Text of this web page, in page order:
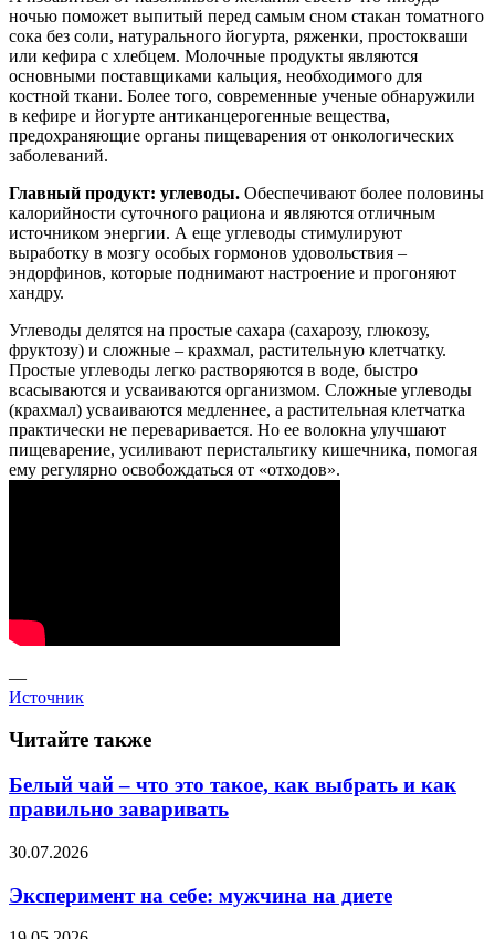
ночью поможет выпитый перед самым сном стакан томатного
сока без соли, натурального йогурта, ряженки, простокваши
или кефира с хлебцем. Молочные продукты являются
основными поставщиками кальция, необходимого для
костной ткани. Более того, современные ученые обнаружили
в кефире и йогурте антиканцерогенные вещества,
предохраняющие органы пищеварения от онкологических
заболеваний.
Главный продукт: углеводы. Обеспечивают более половины
калорийности суточного рациона и являются отличным
источником энергии. А еще углеводы стимулируют
выработку в мозгу особых гормонов удовольствия –
эндорфинов, которые поднимают настроение и прогоняют
хандру.
Углеводы делятся на простые сахара (сахарозу, глюкозу,
фруктозу) и сложные – крахмал, растительную клетчатку.
Простые углеводы легко растворяются в воде, быстро
всасываются и усваиваются организмом. Сложные углеводы
(крахмал) усваиваются медленнее, а растительная клетчатка
практически не переваривается. Но ее волокна улучшают
пищеварение, усиливают перистальтику кишечника, помогая
ему регулярно освобождаться от «отходов».
—
Источник
Читайте также
Белый чай – что это такое, как выбрать и как
правильно заваривать
30.07.2026
Эксперимент на себе: мужчина на диете